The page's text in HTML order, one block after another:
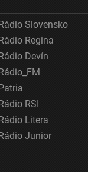
Slovensko
Regina
Devín
RSI
Litera
Junior